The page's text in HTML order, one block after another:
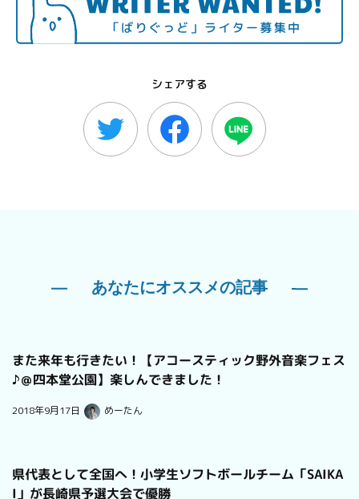
シェアする
あなたにオススメの記事
また来年も行きたい！【アコースティック野外音楽フェス
♪＠四本堂公園】楽しんできました！
2018年9月17日 めーたん
県代表として全国へ！小学生ソフトボールチーム「SAIKA
I」が長崎県予選大会で優勝